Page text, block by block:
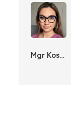
Mgr Kosmetolog- Janik Karolina